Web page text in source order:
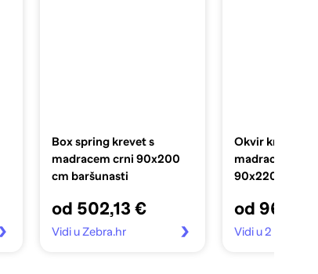
Box spring krevet s
madracem crni 90x200
cm baršunasti
od 502,13 €
Vidi u Zebra.hr
Okvir kreveta
madraca
90x220 cm
od 96,99
Vidi u 2 trgovine